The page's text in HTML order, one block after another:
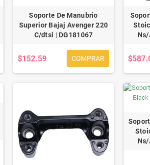
Soporte De Manubrio
Superior Bajaj Avenger 220
C/dtsi | DG181067
$152.59 COMPRAR